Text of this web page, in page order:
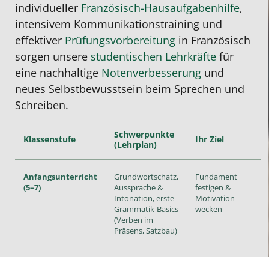
individueller Französisch-Hausaufgabenhilfe,
intensivem Kommunikationstraining und
effektiver Prüfungsvorbereitung in Französisch
sorgen unsere studentischen Lehrkräfte für
eine nachhaltige Notenverbesserung und
neues Selbstbewusstsein beim Sprechen und
Schreiben.
Klassenstufe
Schwerpunkte
(Lehrplan)
Ihr Ziel
Anfangsunterricht
(5–7)
Grundwortschatz,
Aussprache &
Intonation, erste
Grammatik-Basics
(Verben im
Präsens, Satzbau)
Fundament
festigen &
Motivation
wecken